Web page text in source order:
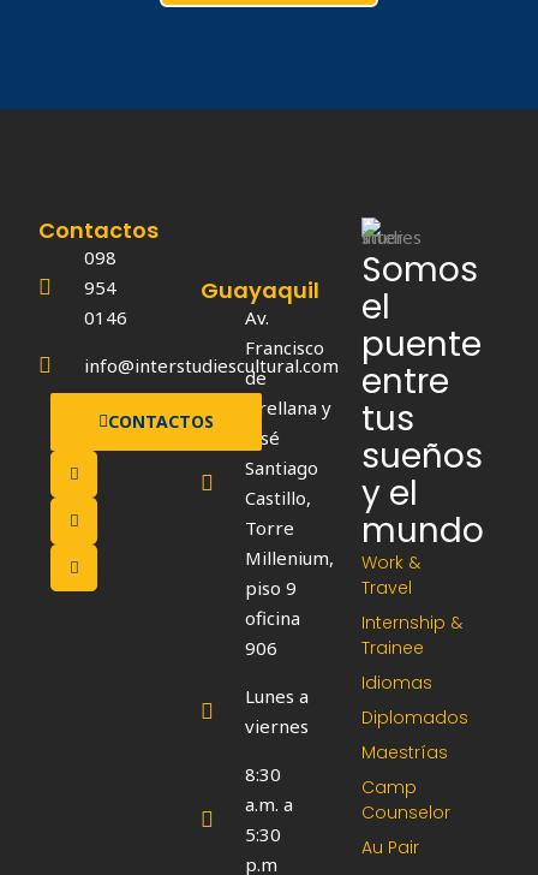
Somos
el
puente
entre
tus
sueños
y el
mundo
Work &
Travel
Internship &
Trainee
Idiomas
Diplomados
Maestrías
Camp
Counselor
Au Pair
Guayaquil
Av.
Francisco
de
Orellana y
José
Santiago
Castillo,
Torre
Millenium,
piso 9
oficina
906
Lunes a
viernes
8:30
a.m. a
5:30
p.m
Contactos
098
954
0146
info@interstudiescultural.com
CONTACTOS
a
b
k
n
a
a
h
s
p